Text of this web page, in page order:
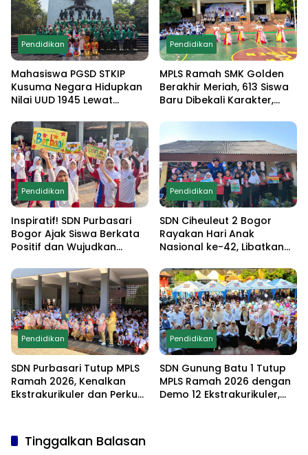
Pendidikan
Mahasiswa PGSD STKIP
Kusuma Negara Hidupkan
Nilai UUD 1945 Lewat
Monumen Pancasila Sakti
Pendidikan
MPLS Ramah SMK Golden
Berakhir Meriah, 613 Siswa
Baru Dibekali Karakter,
hingga Demo
Ekstrakurikuler
Pendidikan
Inspiratif! SDN Purbasari
Bogor Ajak Siswa Berkata
Positif dan Wujudkan
Pendidikan
SDN Ciheuleut 2 Bogor
Rayakan Hari Anak
Nasional ke-42, Libatkan
Lomba Edukatif untuk
Cetak Generasi
Berprestasi
Pendidikan
SDN Purbasari Tutup MPLS
Ramah 2026, Kenalkan
Ekstrakurikuler dan Perkuat
Pendidikan
SDN Gunung Batu 1 Tutup
MPLS Ramah 2026 dengan
Demo 12 Ekstrakurikuler,
Tinggalkan Balasan